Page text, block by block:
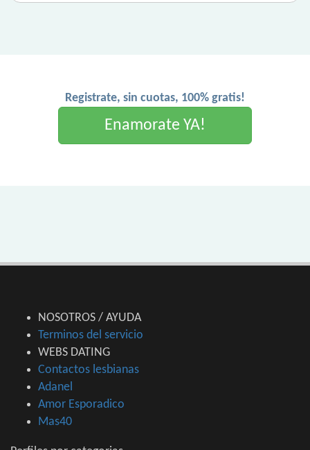
Registrate, sin cuotas, 100% gratis!
Enamorate YA!
NOSOTROS / AYUDA
Terminos del servicio
WEBS DATING
Contactos lesbianas
Adanel
Amor Esporadico
Mas40